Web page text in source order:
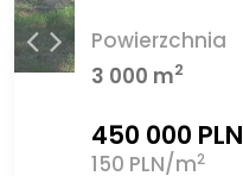
Powierzchnia
3 000 m2
450 000 PLN
150 PLN/m2